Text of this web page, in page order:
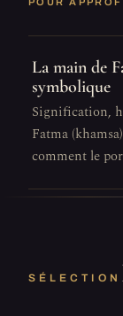
La main de
symbolique
Signification,
Fatma
comment le
SÉLECTION